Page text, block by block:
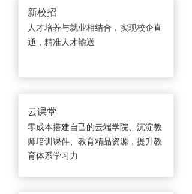
新校招
人才培养与就业相结合，实现校企直
通，精准人才输送
云课堂
零成本搭建自己的云端学院、沉淀教
师培训课件、教育精品资源，提升教
育体系学习力